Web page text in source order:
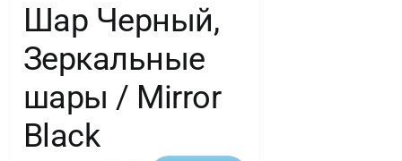
Шар Черный,
Зеркальные
шары / Mirror
Black